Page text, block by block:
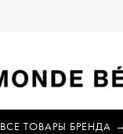
ВСЕ ТОВАРЫ БРЕНДА